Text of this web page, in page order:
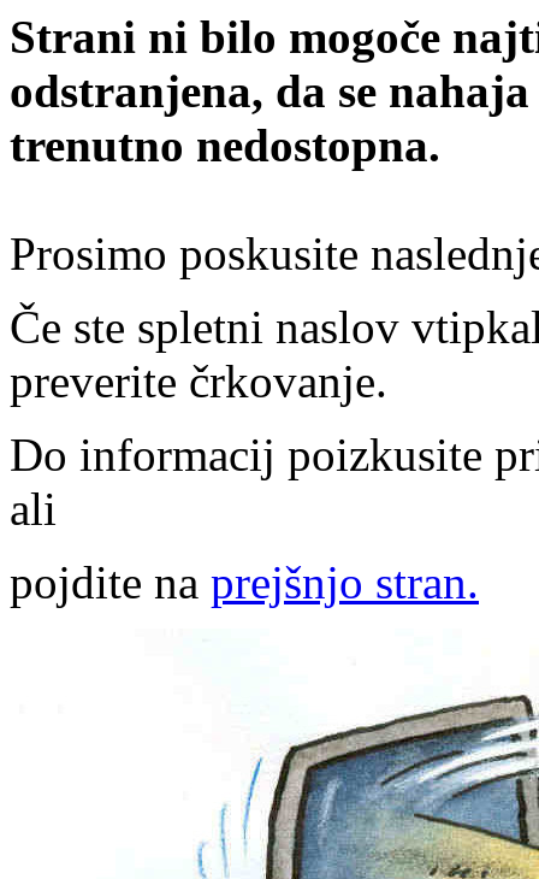
Strani ni bilo mogoče
odstranjena, da se
trenutno nedostopna.
Prosimo poskusite
Če ste spletni naslov
preverite črkovanje.
Do informacij poizkusite
ali
pojdite na prejšnjo stran.